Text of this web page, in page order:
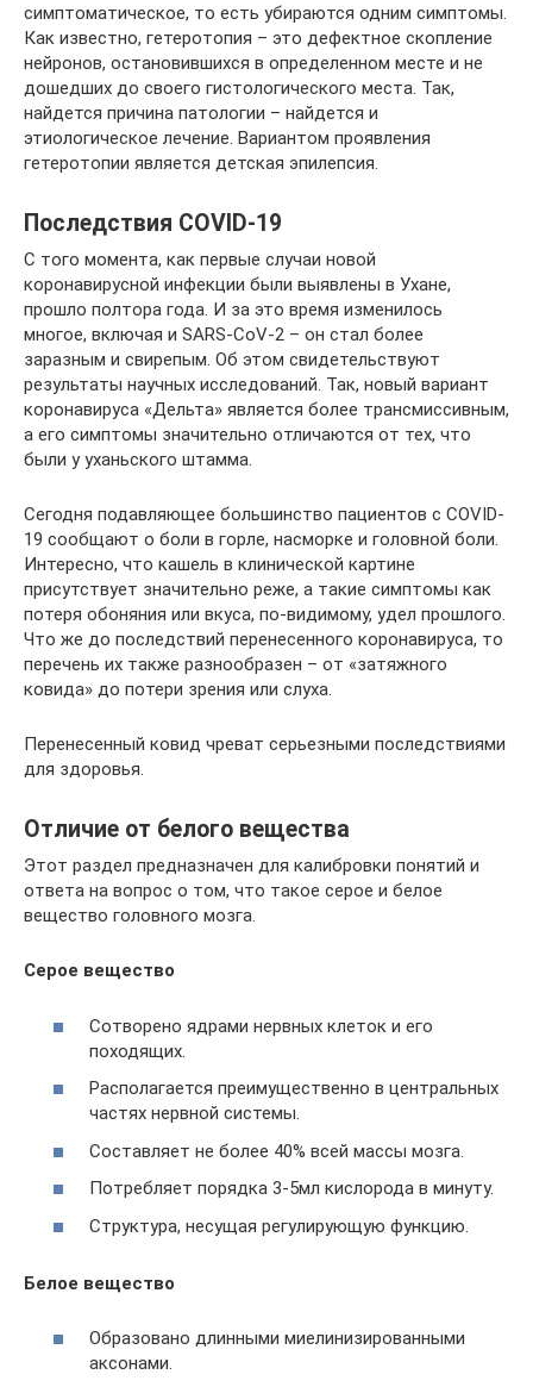
симптоматическое, то есть убираются одним симптомы.
Как известно, гетеротопия – это дефектное скопление
нейронов, остановившихся в определенном месте и не
дошедших до своего гистологического места. Так,
найдется причина патологии – найдется и
этиологическое лечение. Вариантом проявления
гетеротопии является детская эпилепсия.
Последствия COVID-19
С того момента, как первые случаи новой
коронавирусной инфекции были выявлены в Ухане,
прошло полтора года. И за это время изменилось
многое, включая и SARS-CoV-2 – он стал более
заразным и свирепым. Об этом свидетельствуют
результаты научных исследований. Так, новый вариант
коронавируса «Дельта» является более трансмиссивным,
а его симптомы значительно отличаются от тех, что
были у уханьского штамма.
Сегодня подавляющее большинство пациентов с COVID-
19 сообщают о боли в горле, насморке и головной боли.
Интересно, что кашель в клинической картине
присутствует значительно реже, а такие симптомы как
потеря обоняния или вкуса, по-видимому, удел прошлого.
Что же до последствий перенесенного коронавируса, то
перечень их также разнообразен – от «затяжного
ковида» до потери зрения или слуха.
Перенесенный ковид чреват серьезными последствиями
для здоровья.
Отличие от белого вещества
Этот раздел предназначен для калибровки понятий и
ответа на вопрос о том, что такое серое и белое
вещество головного мозга.
Серое вещество
Сотворено ядрами нервных клеток и его
походящих.
Располагается преимущественно в центральных
частях нервной системы.
Составляет не более 40% всей массы мозга.
Потребляет порядка 3-5мл кислорода в минуту.
Структура, несущая регулирующую функцию.
Белое вещество
Образовано длинными миелинизированными
аксонами.